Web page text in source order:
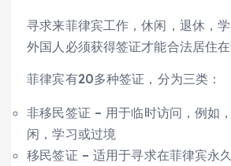
寻求来菲律宾工作，休闲，退休，
外国人必须获得签证才能合法居住在
菲律宾有20多种签证，分为三类：
非移民签证 – 用于临时访问，例如
闲，学习或过境
移民签证 – 适用于寻求在菲律宾永